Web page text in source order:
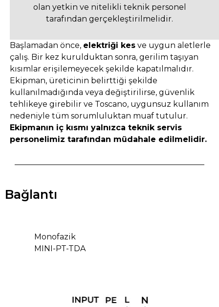
olan yetkin ve nitelikli teknik personel
tarafından gerçekleştirilmelidir.
Başlamadan önce, elektriği kes ve uygun aletlerle
çalış. Bir kez kurulduktan sonra, gerilim taşıyan
kısımlar erişilemeyecek şekilde kapatılmalıdır.
Ekipman, üreticinin belirttiği şekilde
kullanılmadığında veya değiştirilirse, güvenlik
tehlikeye girebilir ve Toscano, uygunsuz kullanım
nedeniyle tüm sorumluluktan muaf tutulur.
Ekipmanın iç kısmı yalnızca teknik servis
personelimiz tarafından müdahale edilmelidir.
Bağlantı
Monofazik
MINI-PT-TDA